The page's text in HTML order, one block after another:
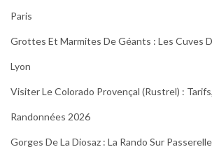
Paris
Grottes Et Marmites De Géants : Les Cuves
Lyon
Visiter Le Colorado Provençal (Rustrel) :
Randonnées 2026
Gorges De La Diosaz : La Rando Sur